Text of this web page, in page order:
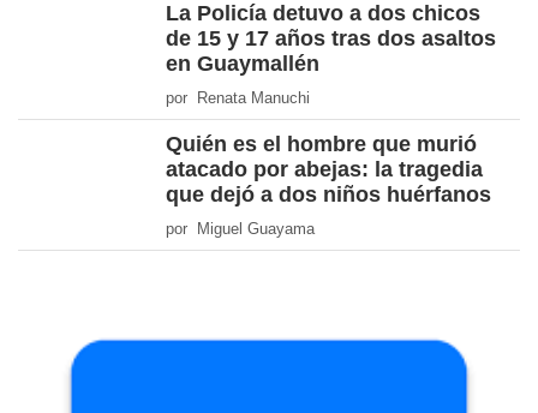
La Policía detuvo a dos chicos
de 15 y 17 años tras dos asaltos
en Guaymallén
por Renata Manuchi
Quién es el hombre que murió
atacado por abejas: la tragedia
que dejó a dos niños huérfanos
por Miguel Guayama